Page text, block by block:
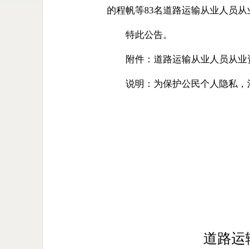
的程帆等83名道路运输从业人员
特此公告。
附件：道路运输从业人员从业
说明：为保护公民个人隐私
道路运